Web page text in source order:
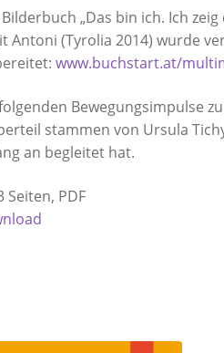
„Das bin ich. Ich
Antoni (Tyrolia 2014) wurde
www.buchstart.at/
Bewegungsimpulse
stammen von Ursula
an begleitet hat.
Seiten, PDF